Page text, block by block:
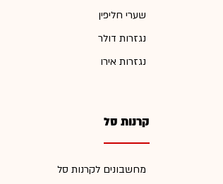
שערי חליפין
נגזרות דולר
נגזרות אירו
קרנות סל
מחשבונים לקרנות סל